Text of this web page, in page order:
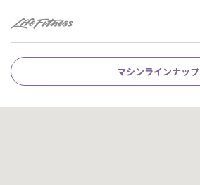
マシンラインナップ